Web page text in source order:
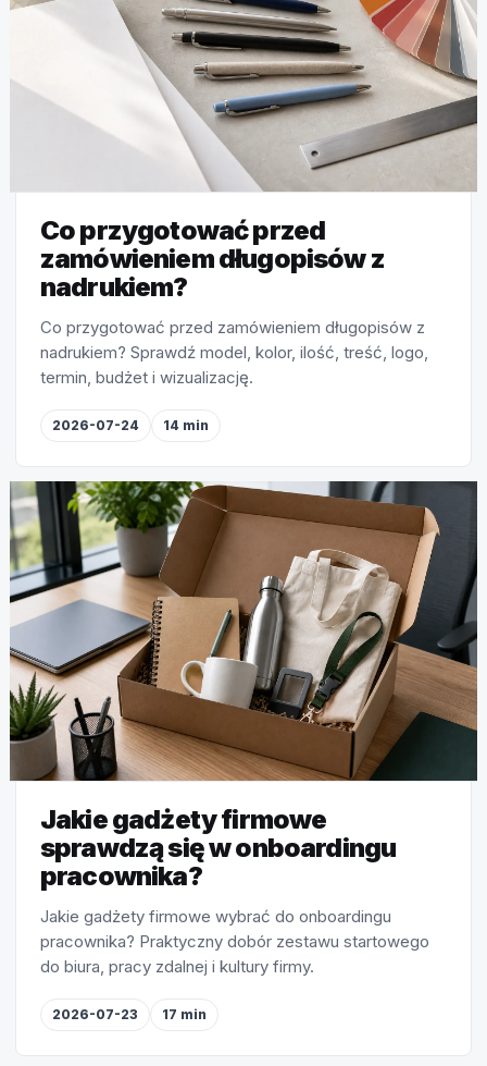
Co przygotować przed
zamówieniem długopisów z
nadrukiem?
Co przygotować przed zamówieniem długopisów z
nadrukiem? Sprawdź model, kolor, ilość, treść, logo,
termin, budżet i wizualizację.
2026-07-24 14 min
Jakie gadżety firmowe
sprawdzą się w onboardingu
pracownika?
Jakie gadżety firmowe wybrać do onboardingu
pracownika? Praktyczny dobór zestawu startowego
do biura, pracy zdalnej i kultury firmy.
2026-07-23 17 min